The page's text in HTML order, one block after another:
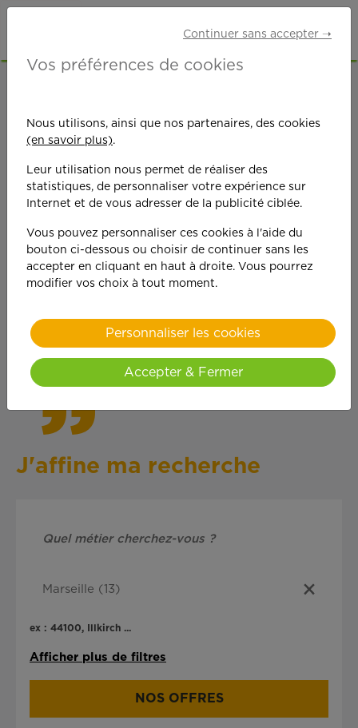
On est toujours plus
performant
quand on y met du
cœur !
J'affine ma recherche
ex : 44100, Illkirch ...
Afficher plus de filtres
NOS OFFRES
Continuer sans accepter ➝
Vos préférences de cookies
Nous utilisons, ainsi que nos partenaires, des cookies
(en savoir plus).
Leur utilisation nous permet de réaliser des
statistiques, de personnaliser votre expérience sur
Internet et de vous adresser de la publicité ciblée.
Vous pouvez personnaliser ces cookies à l'aide du
bouton ci-dessous ou choisir de continuer sans les
accepter en cliquant en haut à droite. Vous pourrez
modifier vos choix à tout moment.
Personnaliser les cookies
Accepter & Fermer